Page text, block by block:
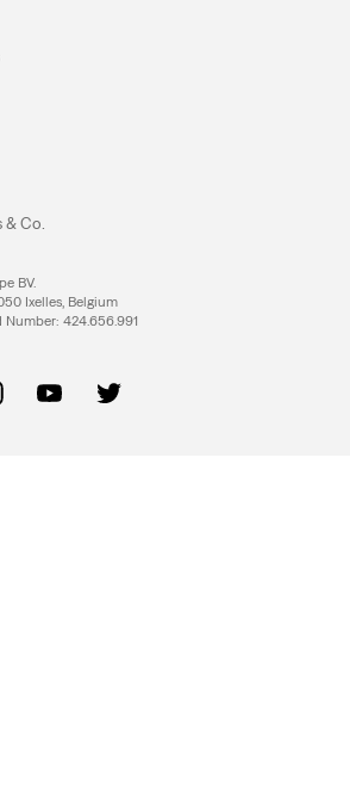
Co.
BV.
Ixelles, Belgium
424.656.991